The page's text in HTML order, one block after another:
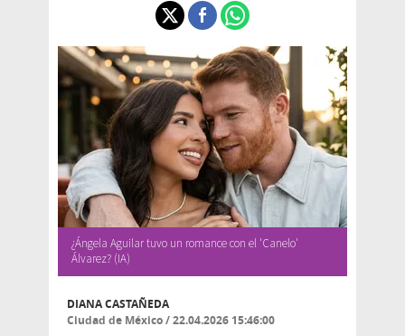
¿Ángela Aguilar tuvo un romance con el 'Canelo'
Álvarez? (IA)
DIANA CASTAÑEDA
Ciudad de México/22.04.2026 15:46:00